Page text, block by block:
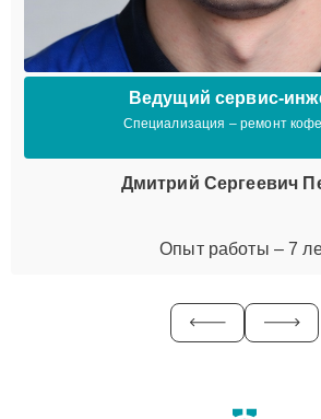
Ведущий сервис-
Специализация – ремонт
Дмитрий Сергеевич
Опыт работы – 7